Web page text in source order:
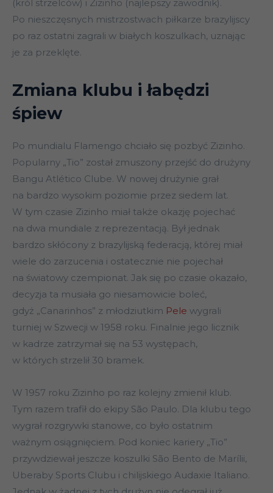
(król strzelców) i Zizinho (najlepszy zawodnik).
Po nieszczęsnych mistrzostwach piłkarze brazylijscy
po raz ostatni zagrali w białych koszulkach, uznając
je za przeklęte.
Zmiana klubu i łabędzi
śpiew
Po mundialu Flamengo chciało się pozbyć Zizinho.
Popularny „Tio” został zmuszony przejść do drużyny
Bangu Atlético Clube. W nowej drużynie grał
na bardzo wysokim poziomie przez siedem lat.
W tym czasie Zizinho miał także okazję pojechać
na dwa mundiale z reprezentacją. Był jednak
bardzo skłócony z brazylijską federacją, której miał
wiele do zarzucenia i ostatecznie nie pojechał
na światowy czempionat. Jak się po czasie okazało,
decyzja ta musiała go niesamowicie boleć,
gdyż „Canarinhos” z młodziutkim Pele wygrali
turniej w Szwecji w 1958 roku. Finalnie jego licznik
w kadrze zatrzymał się na 53 występach,
w których strzelił 30 bramek.
W 1957 roku Zizinho po raz kolejny zmienił klub.
Tym razem trafił do ekipy São Paulo. Dla klubu tego
wygrał rozgrywki stanowe, co było ostatnim
ważnym osiągnięciem. Pod koniec kariery „Tio”
przywdziewał jeszcze koszulki São Bento de Marílii,
Uberaby Sports Clubu i chilijskiego Audaxie Italiano.